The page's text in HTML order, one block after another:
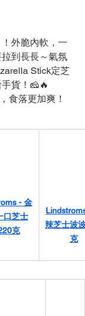
外脆內軟，一
到長長～氣氛
Stick定芝
貨！🧀🔥
食落更加爽！
- 金
口芝士
克
辣芝士波波
克